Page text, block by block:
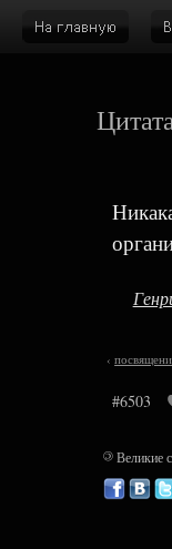
‹
#6503
©Великие